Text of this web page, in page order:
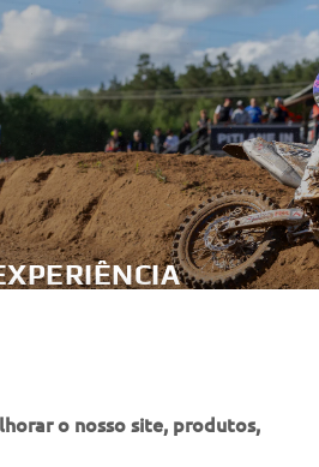
o nosso site, produtos,